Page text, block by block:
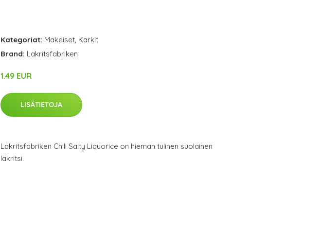
Kategoriat: Makeiset, Karkit
Brand: Lakritsfabriken
1.49 EUR
LISÄTIETOJA
Lakritsfabriken Chili Salty Liquorice on hieman tulinen suolainen
lakritsi.